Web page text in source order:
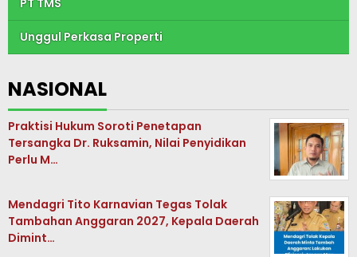
PT TMS
Unggul Perkasa Properti
NASIONAL
Praktisi Hukum Soroti Penetapan
Tersangka Dr. Ruksamin, Nilai Penyidikan
Perlu M…
Mendagri Tito Karnavian Tegas Tolak
Tambahan Anggaran 2027, Kepala Daerah
Dimint…